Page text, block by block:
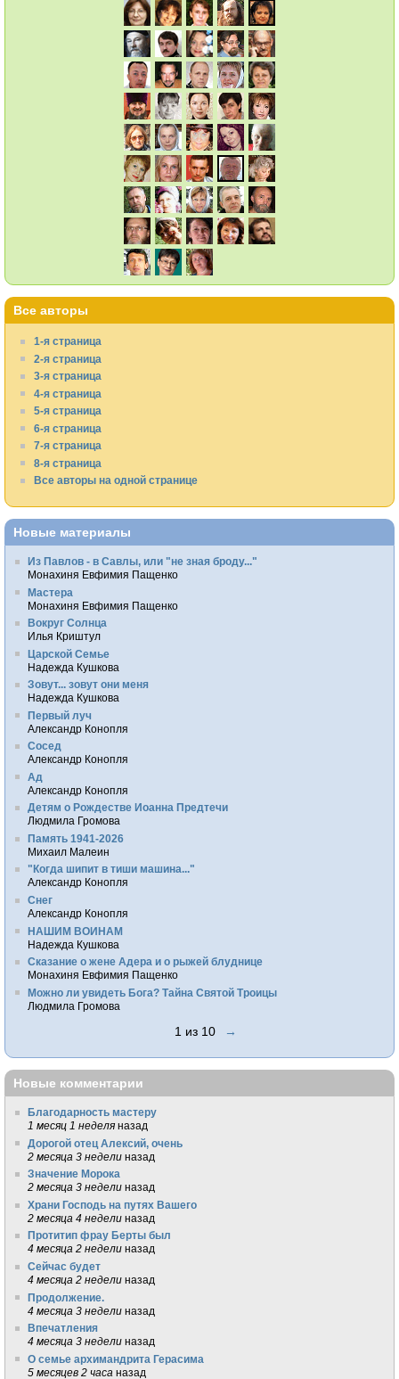
Все авторы
1-я страница
2-я страница
3-я страница
4-я страница
5-я страница
6-я страница
7-я страница
8-я страница
Все авторы на одной странице
Новые материалы
Из Павлов - в Савлы, или "не зная броду..."
Монахиня Евфимия Пащенко
Мастера
Монахиня Евфимия Пащенко
Вокруг Солнца
Илья Криштул
Царской Семье
Надежда Кушкова
Зовут... зовут они меня
Надежда Кушкова
Первый луч
Александр Конопля
Сосед
Александр Конопля
Ад
Александр Конопля
Детям о Рождестве Иоанна Предтечи
Людмила Громова
Память 1941-2026
Михаил Малеин
"Когда шипит в тиши машина..."
Александр Конопля
Снег
Александр Конопля
НАШИМ ВОИНАМ
Надежда Кушкова
Сказание о жене Адера и о рыжей блуднице
Монахиня Евфимия Пащенко
Можно ли увидеть Бога? Тайна Святой Троицы
Людмила Громова
1 из 10 →
Новые комментарии
Благодарность мастеру
1 месяц 1 неделя назад
Дорогой отец Алексий, очень
2 месяца 3 недели назад
Значение Морока
2 месяца 3 недели назад
Храни Господь на путях Вашего
2 месяца 4 недели назад
Протитип фрау Берты был
4 месяца 2 недели назад
Сейчас будет
4 месяца 2 недели назад
Продолжение.
4 месяца 3 недели назад
Впечатления
4 месяца 3 недели назад
О семье архимандрита Герасима
5 месяцев 2 часа назад